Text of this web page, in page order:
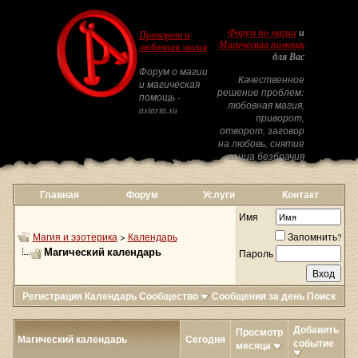
Приворот и
любовная магия
Форум о магии
и магическая
помощь -
astarta.su
Форум по магиии
Магическая помощь
для Вас
Качественное
решение проблем:
любовная магия,
приворот,
отворот, заговор
на любовь, снятие
венца безбрачия
Главная Форум Услуги Контакт
Магия и эзотерика > Календарь
Магический календарь
Имя
Запомнить?
Пароль
Регистрация КалендарьСообщество Сообщения за день Поиск
Магический календарь Сегодня
Просмотр
месяца
Добавить
событие